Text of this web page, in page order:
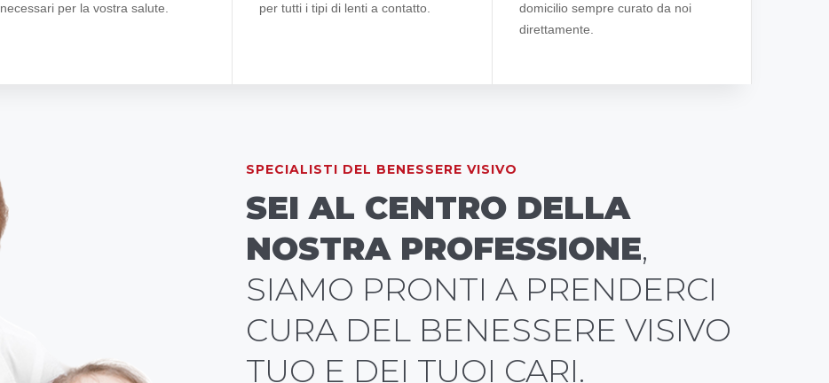
necessari per la vostra salute.
per tutti i tipi di lenti a contatto.
domicilio sempre curato da noi
direttamente.
SPECIALISTI DEL BENESSERE VISIVO
SEI AL CENTRO DELLA
NOSTRA PROFESSIONE,
SIAMO PRONTI A PRENDERCI
CURA DEL BENESSERE VISIVO
TUO E DEI TUOI CARI.